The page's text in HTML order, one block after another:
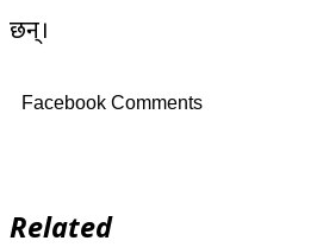
छन्।
Facebook Comments
Related